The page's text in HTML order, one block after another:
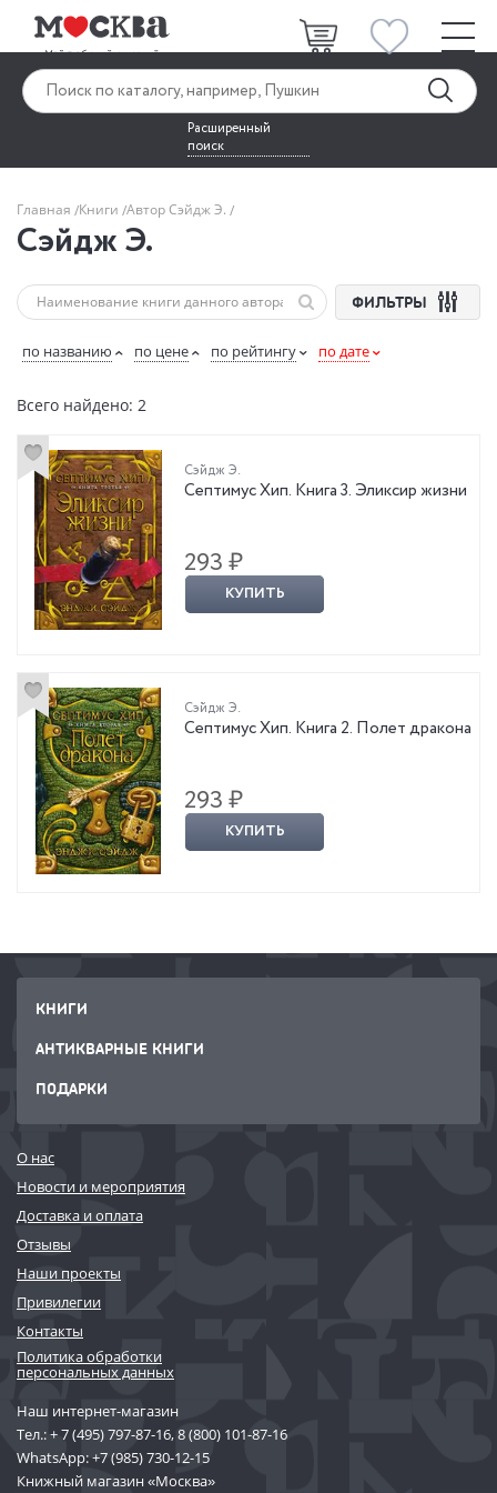
Расширенный
поиск
Главная Книги Автор Сэйдж Э.
Сэйдж Э.
ФИЛЬТРЫ
по названию по цене по рейтингу по дате
Всего найдено: 2
Сэйдж Э.
Септимус Хип. Книга 3. Эликсир жизни
293 ₽
КУПИТЬ
Сэйдж Э.
Септимус Хип. Книга 2. Полет дракона
293 ₽
КУПИТЬ
КНИГИ
АНТИКВАРНЫЕ КНИГИ
ПОДАРКИ
О нас
Новости и мероприятия
Доставка и оплата
Отзывы
Наши проекты
Привилегии
Контакты
Политика обработки
персональных данных
Наш интернет-магазин
Тел.:+ 7 (495) 797-87-16,8 (800) 101-87-16
WhatsApp:+7 (985) 730-12-15
Книжный магазин «Москва»